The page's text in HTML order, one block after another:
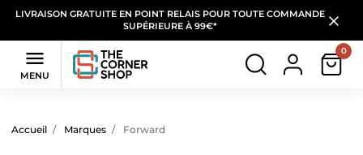
LIVRAISON GRATUITE EN POINT RELAIS POUR TOUTE COMMANDE
SUPÉRIEURE À 99€*

MENU
0
Accueil Marques Forward